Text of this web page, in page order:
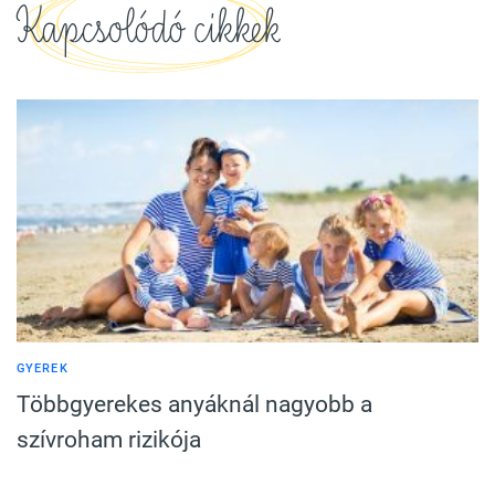
Kapcsolódó cikkek
GYEREK
Többgyerekes anyáknál nagyobb a
szívroham rizikója